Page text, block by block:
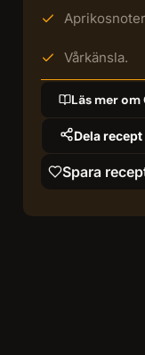
Vårkänsla.
Läs mer om
Dela recept
Spara